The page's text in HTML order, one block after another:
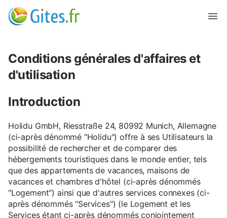
Conditions générales d'affaires et
d'utilisation
Introduction
Holidu GmbH, Riesstraße 24, 80992 Munich, Allemagne
(ci-après dénommé "Holidu") offre à ses Utilisateurs la
possibilité de rechercher et de comparer des
hébergements touristiques dans le monde entier, tels
que des appartements de vacances, maisons de
vacances et chambres d'hôtel (ci-après dénommés
"Logement") ainsi que d'autres services connexes (ci-
après dénommés "Services") (le Logement et les
Services étant ci-après dénommés conjointement